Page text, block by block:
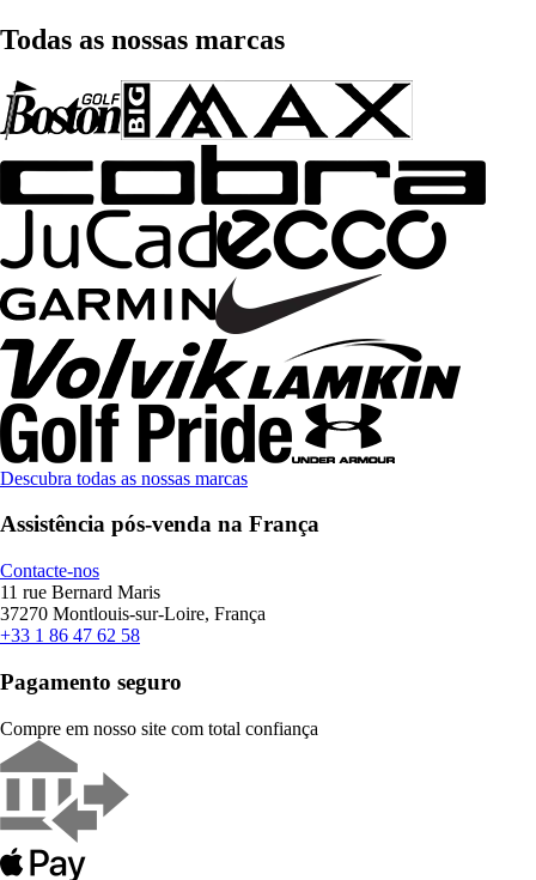
Todas as nossas marcas
Descubra todas as nossas marcas
Assistência pós-venda na França
Contacte-nos
11 rue Bernard Maris
37270 Montlouis-sur-Loire, França
+33 1 86 47 62 58
Pagamento seguro
Compre em nosso site com total confiança